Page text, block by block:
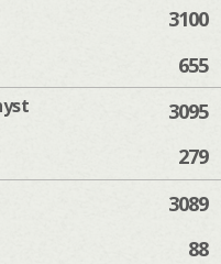
3100
655
3095
279
3089
88